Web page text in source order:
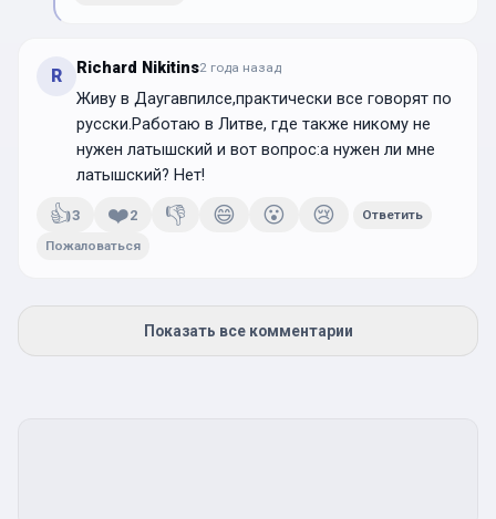
R Richard Nikitins2 года назад
Живу в Даугавпилсе,практически все говорят по
русски.Работаю в Литве, где также никому не
нужен латышский и вот вопрос:а нужен ли мне
латышский? Нет!
👍3 ❤️2 👎 😄 😮 😢 Ответить
Пожаловаться
Показать все комментарии